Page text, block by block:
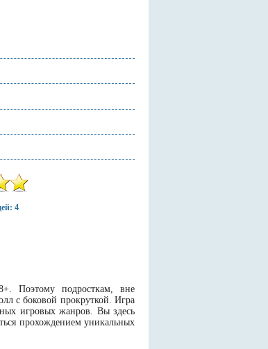
4
Поэтому подросткам, вне
с боковой прокруткой. Игра
игровых жанров. Вы здесь
прохождением уникальных